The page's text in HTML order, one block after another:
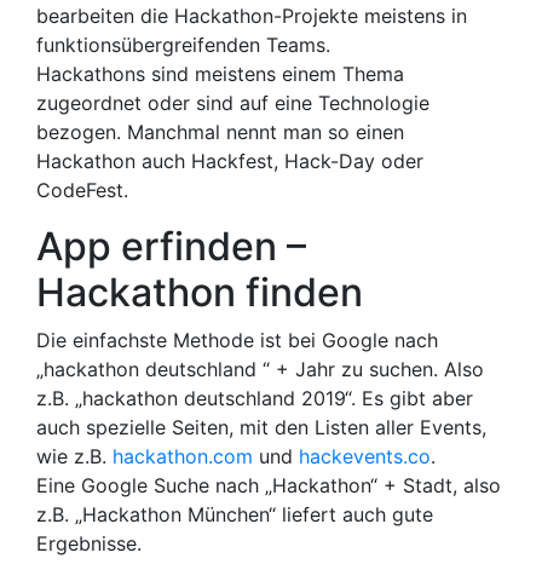
bearbeiten die Hackathon-Projekte meistens in
funktionsübergreifenden Teams.
Hackathons sind meistens einem Thema
zugeordnet oder sind auf eine Technologie
bezogen. Manchmal nennt man so einen
Hackathon auch Hackfest, Hack-Day oder
CodeFest.
App erfinden –
Hackathon finden
Die einfachste Methode ist bei Google nach
„hackathon deutschland “ + Jahr zu suchen. Also
z.B. „hackathon deutschland 2019“. Es gibt aber
auch spezielle Seiten, mit den Listen aller Events,
wie z.B. hackathon.com und hackevents.co.
Eine Google Suche nach „Hackathon“ + Stadt, also
z.B. „Hackathon München“ liefert auch gute
Ergebnisse.